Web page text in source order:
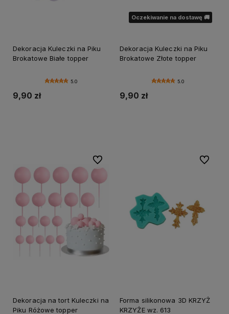
Dekoracja Kuleczki na Piku
Brokatowe Białe topper
5.0
9,90 zł
Oczekiwanie na dostawę 🚚
Dekoracja Kuleczki na Piku
Brokatowe Złote topper
5.0
9,90 zł
Dekoracja na tort Kuleczki na
Piku Różowe topper
Do ulubionych
Forma silikonowa 3D KRZYŻ
KRZYŻE wz. 613
Do